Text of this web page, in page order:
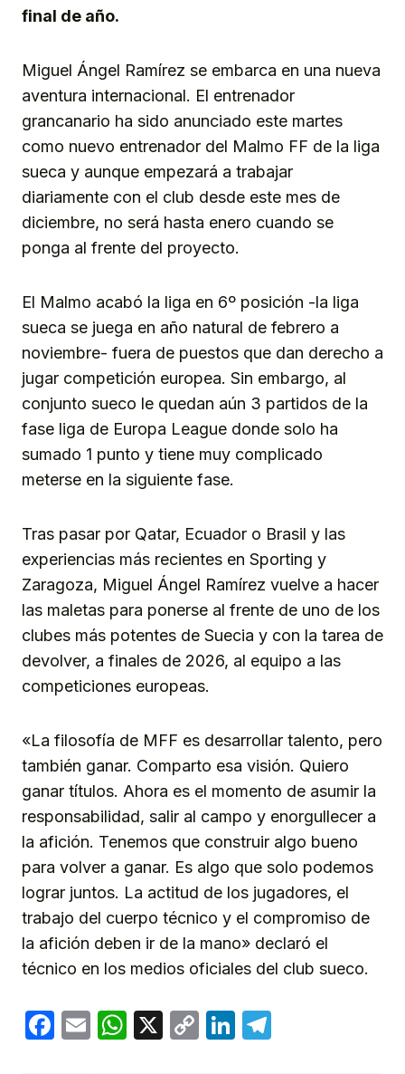
final de año.
Miguel Ángel Ramírez se embarca en una nueva
aventura internacional. El entrenador
grancanario ha sido anunciado este martes
como nuevo entrenador del Malmo FF de la liga
sueca y aunque empezará a trabajar
diariamente con el club desde este mes de
diciembre, no será hasta enero cuando se
ponga al frente del proyecto.
El Malmo acabó la liga en 6º posición -la liga
sueca se juega en año natural de febrero a
noviembre- fuera de puestos que dan derecho a
jugar competición europea. Sin embargo, al
conjunto sueco le quedan aún 3 partidos de la
fase liga de Europa League donde solo ha
sumado 1 punto y tiene muy complicado
meterse en la siguiente fase.
Tras pasar por Qatar, Ecuador o Brasil y las
experiencias más recientes en Sporting y
Zaragoza, Miguel Ángel Ramírez vuelve a hacer
las maletas para ponerse al frente de uno de los
clubes más potentes de Suecia y con la tarea de
devolver, a finales de 2026, al equipo a las
competiciones europeas.
«La filosofía de MFF es desarrollar talento, pero
también ganar. Comparto esa visión. Quiero
ganar títulos. Ahora es el momento de asumir la
responsabilidad, salir al campo y enorgullecer a
la afición. Tenemos que construir algo bueno
para volver a ganar. Es algo que solo podemos
lograr juntos. La actitud de los jugadores, el
trabajo del cuerpo técnico y el compromiso de
la afición deben ir de la mano» declaró el
técnico en los medios oficiales del club sueco.
Facebook
EmailWhatsApp
X
CopyLinkedIn